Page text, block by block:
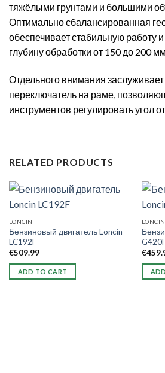
тяжёлыми грунтами и большими
Оптимально сбалансированная
обеспечивает стабильную работу
глубину обработки от 150 до 200
Отдельного внимания
переключатель на раме,
инструментов регулировать угол
RELATED PRODUCTS
LONCIN
Бензиновый двигатель Loncin
LC192F
€509.99
ADD TO CART
LONCIN
€